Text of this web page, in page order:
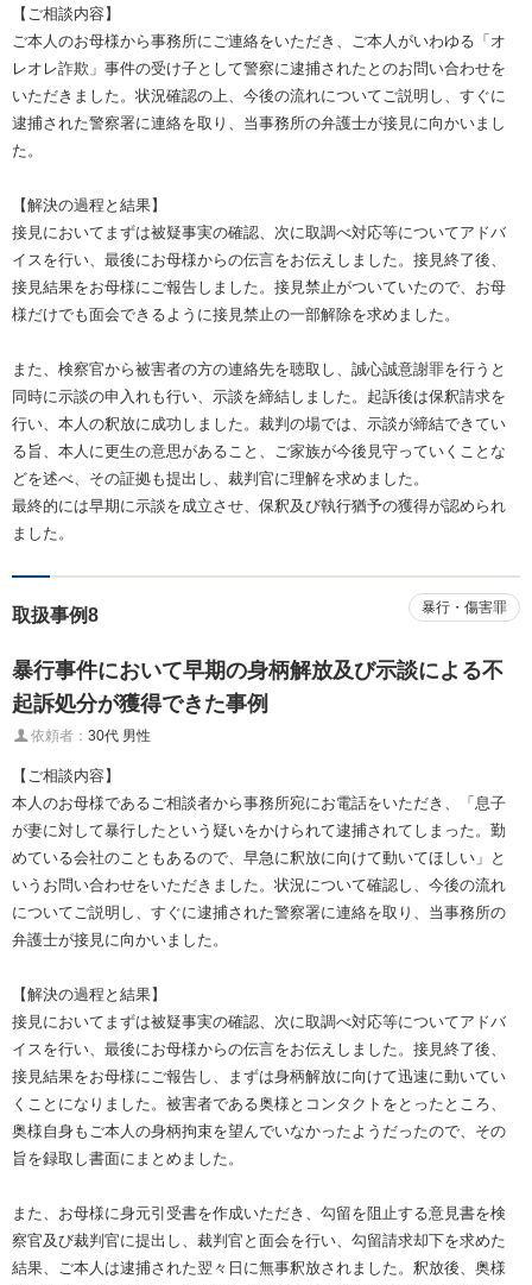
【ご相談内容】
ご本人のお母様から事務所にご連絡をいただき、ご本人がいわゆる「オ
レオレ詐欺」事件の受け子として警察に逮捕されたとのお問い合わせを
いただきました。状況確認の上、今後の流れについてご説明し、すぐに
逮捕された警察署に連絡を取り、当事務所の弁護士が接見に向かいまし
た。
【解決の過程と結果】
接見においてまずは被疑事実の確認、次に取調べ対応等についてアドバ
イスを行い、最後にお母様からの伝言をお伝えしました。接見終了後、
接見結果をお母様にご報告しました。接見禁止がついていたので、お母
様だけでも面会できるように接見禁止の一部解除を求めました。
また、検察官から被害者の方の連絡先を聴取し、誠心誠意謝罪を行うと
同時に示談の申入れも行い、示談を締結しました。起訴後は保釈請求を
行い、本人の釈放に成功しました。裁判の場では、示談が締結できてい
る旨、本人に更生の意思があること、ご家族が今後見守っていくことな
どを述べ、その証拠も提出し、裁判官に理解を求めました。
最終的には早期に示談を成立させ、保釈及び執行猶予の獲得が認められ
ました。
取扱事例8 暴行・傷害罪
暴行事件において早期の身柄解放及び示談による不
起訴処分が獲得できた事例
依頼者： 30代 男性
【ご相談内容】
本人のお母様であるご相談者から事務所宛にお電話をいただき、「息子
が妻に対して暴行したという疑いをかけられて逮捕されてしまった。勤
めている会社のこともあるので、早急に釈放に向けて動いてほしい」と
いうお問い合わせをいただきました。状況について確認し、今後の流れ
についてご説明し、すぐに逮捕された警察署に連絡を取り、当事務所の
弁護士が接見に向かいました。
【解決の過程と結果】
接見においてまずは被疑事実の確認、次に取調べ対応等についてアドバ
イスを行い、最後にお母様からの伝言をお伝えしました。接見終了後、
接見結果をお母様にご報告し、まずは身柄解放に向けて迅速に動いてい
くことになりました。被害者である奥様とコンタクトをとったところ、
奥様自身もご本人の身柄拘束を望んでいなかったようだったので、その
旨を録取し書面にまとめました。
また、お母様に身元引受書を作成いただき、勾留を阻止する意見書を検
察官及び裁判官に提出し、裁判官と面会を行い、勾留請求却下を求めた
結果、ご本人は逮捕された翌々日に無事釈放されました。釈放後、奥様